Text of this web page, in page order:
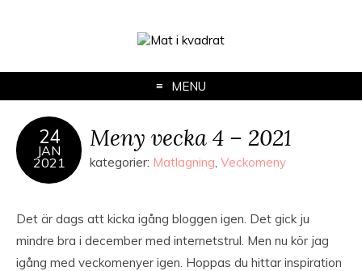
MENU
24
JAN
2021
Meny vecka 4 – 2021
kategorier: Matlagning, Veckomeny
Det är dags att kicka igång bloggen igen. Det gick ju
mindre bra i december med internetstrul. Men nu kör jag
igång med veckomenyer igen. Hoppas du hittar inspiration